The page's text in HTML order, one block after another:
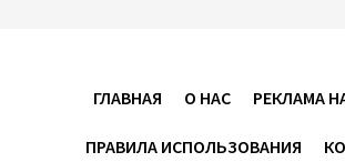
Хикмет Гаджиев поделился
годовщиной Вашингтонского
ГЛАВНАЯ О НАС РЕКЛАМА
ПРАВИЛА ИСПОЛЬЗОВАНИЯ